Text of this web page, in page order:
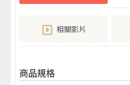
相關影片
商品規格